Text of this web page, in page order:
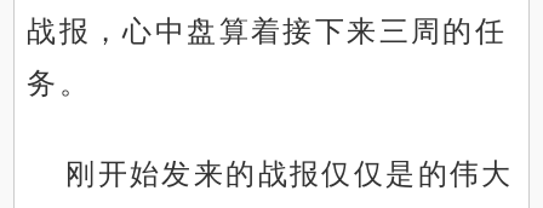
战报，心中盘算着接下来三周的任
务。
刚开始发来的战报仅仅是的伟大